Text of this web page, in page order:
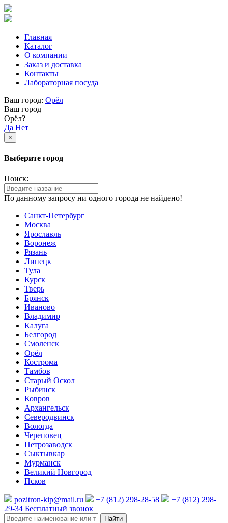
Главная
Каталог
О компании
Заказ и доставка
Контакты
Лабораторная посуда
Ваш город: Орёл
Ваш город
Орёл?
Да Нет
×
Выберите город
Поиск:
По данному запросу ни одного города не найдено!
Санкт-Петербург
Москва
Ярославль
Воронеж
Рязань
Липецк
Тула
Курск
Тверь
Брянск
Иваново
Владимир
Калуга
Белгород
Смоленск
Орёл
Кострома
Тамбов
Старый Оскол
Рыбинск
Ковров
Архангельск
Северодвинск
Вологда
Череповец
Петрозаводск
Сыктывкар
Мурманск
Великий Новгород
Псков
pozitron-kip@mail.ru +7 (812) 298-28-58
+7 (812) 298-
29-34 Бесплатный звонок
Найти